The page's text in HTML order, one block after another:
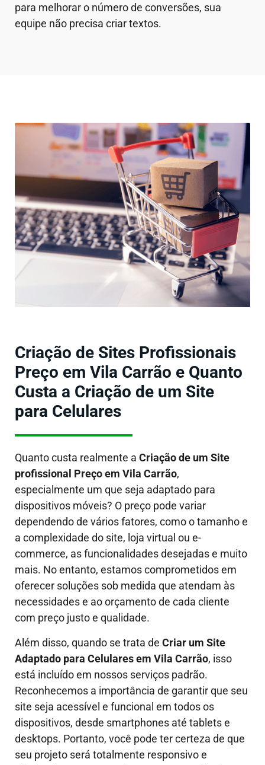
para melhorar o número de conversões, sua
equipe não precisa criar textos.
Criação de Sites Profissionais
Preço em Vila Carrão e Quanto
Custa a Criação de um Site
para Celulares
Quanto custa realmente a Criação de um Site
profissional Preço em Vila Carrão,
especialmente um que seja adaptado para
dispositivos móveis? O preço pode variar
dependendo de vários fatores, como o tamanho e
a complexidade do site, loja virtual ou e-
commerce, as funcionalidades desejadas e muito
mais. No entanto, estamos comprometidos em
oferecer soluções sob medida que atendam às
necessidades e ao orçamento de cada cliente
com preço justo e qualidade.
Além disso, quando se trata de Criar um Site
Adaptado para Celulares em Vila Carrão, isso
está incluído em nossos serviços padrão.
Reconhecemos a importância de garantir que seu
site seja acessível e funcional em todos os
dispositivos, desde smartphones até tablets e
desktops. Portanto, você pode ter certeza de que
seu projeto será totalmente responsivo e